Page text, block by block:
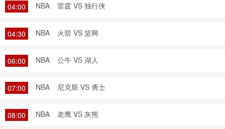
04:00
NBA 雷霆 VS 独行侠
04:30 NBA 火箭 VS 篮网
06:00 NBA 公牛 VS 湖人
07:00 NBA 尼克斯 VS 勇士
08:00 NBA 老鹰 VS 灰熊